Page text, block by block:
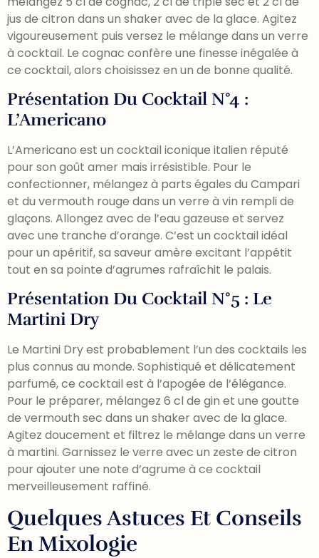
jus de citron dans un shaker avec de la glace. Agitez
vigoureusement puis versez le mélange dans un verre
à cocktail. Le cognac confère une finesse inégalée à
ce cocktail, alors choisissez en un de bonne qualité.
Présentation Du Cocktail N°4 :
L’Americano
L’Americano est un cocktail iconique italien réputé
pour son goût amer mais irrésistible. Pour le
confectionner, mélangez à parts égales du Campari
et du vermouth rouge dans un verre à vin rempli de
glaçons. Allongez avec de l’eau gazeuse et servez
avec une tranche d’orange. C’est un cocktail idéal
pour un apéritif, sa saveur amère excitant l’appétit
tout en sa pointe d’agrumes rafraîchit le palais.
Présentation Du Cocktail N°5 : Le
Martini Dry
Le Martini Dry est probablement l’un des cocktails les
plus connus au monde. Sophistiqué et délicatement
parfumé, ce cocktail est à l’apogée de l’élégance.
Pour le préparer, mélangez 6 cl de gin et une goutte
de vermouth sec dans un shaker avec de la glace.
Agitez doucement et filtrez le mélange dans un verre
à martini. Garnissez le verre avec un zeste de citron
pour ajouter une note d’agrume à ce cocktail
merveilleusement raffiné.
Quelques Astuces Et Conseils
En Mixologie